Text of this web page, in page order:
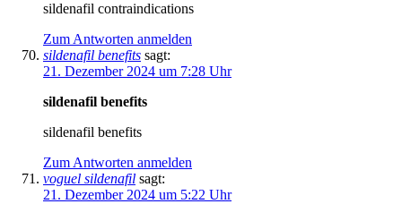
sildenafil contraindications
Zum Antworten anmelden
sildenafil benefits sagt:
21. Dezember 2024 um 7:28 Uhr
sildenafil benefits
sildenafil benefits
Zum Antworten anmelden
voguel sildenafil sagt:
21. Dezember 2024 um 5:22 Uhr